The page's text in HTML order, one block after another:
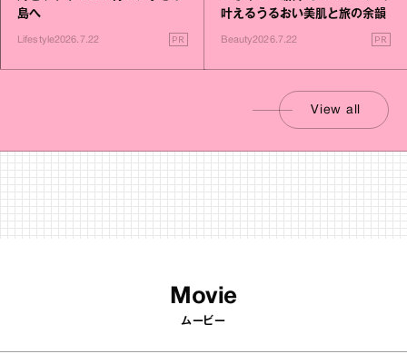
島へ
Lifestyle2026.7.22 PR
叶えるうるおい美肌と旅の余韻
Beauty2026.7.22 PR
View all
Movie
ムービー